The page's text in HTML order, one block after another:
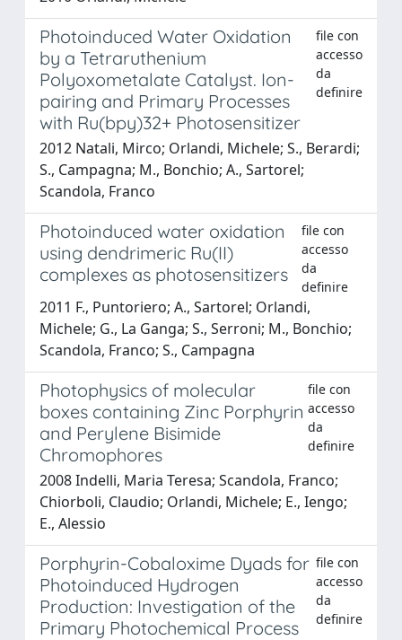
Photoinduced Water Oxidation
by a Tetraruthenium
Polyoxometalate Catalyst. Ion-
pairing and Primary Processes
with Ru(bpy)32+ Photosensitizer
file con
accesso
da
definire
2012 Natali, Mirco; Orlandi, Michele; S., Berardi;
S., Campagna; M., Bonchio; A., Sartorel;
Scandola, Franco
Photoinduced water oxidation
using dendrimeric Ru(II)
complexes as photosensitizers
file con
accesso
da
definire
2011 F., Puntoriero; A., Sartorel; Orlandi,
Michele; G., La Ganga; S., Serroni; M., Bonchio;
Scandola, Franco; S., Campagna
Photophysics of molecular
boxes containing Zinc Porphyrin
and Perylene Bisimide
Chromophores
file con
accesso
da
definire
2008 Indelli, Maria Teresa; Scandola, Franco;
Chiorboli, Claudio; Orlandi, Michele; E., Iengo;
E., Alessio
Porphyrin-Cobaloxime Dyads for
Photoinduced Hydrogen
Production: Investigation of the
Primary Photochemical Process
file con
accesso
da
definire